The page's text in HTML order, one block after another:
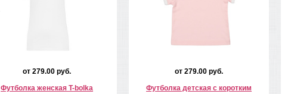
от 279.00 руб.
Футболка женская T-bolka
от 279.00 руб.
Футболка детская с коротким